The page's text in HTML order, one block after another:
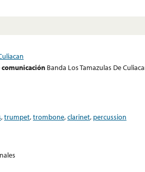
comunicación Banda Los Tamazulas De
,trumpet,trombone,clarinet, percussion